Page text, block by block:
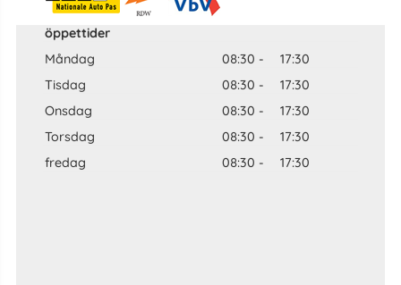
öppettider
Måndag
08:30 -
17:30
Tisdag
08:30 -
17:30
Onsdag
08:30 -
17:30
Torsdag
08:30 -
17:30
fredag
08:30 - 17:30